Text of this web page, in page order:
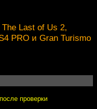
Last of Us 2,
PRO и Gran Turismo
проверки